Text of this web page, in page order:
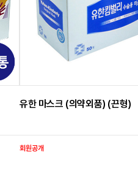
유한 마스크 (의약외품) (끈형)
회원공개